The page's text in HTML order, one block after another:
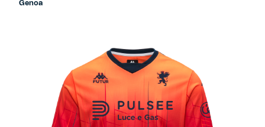
Settore giovanile
Prima squadra
Genoa x Genova
Kombat XXV
Genoa x Rolling Stone
Genoa